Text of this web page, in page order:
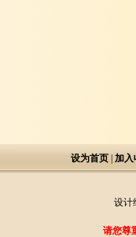
设为首页| 加入
设计
请您尊